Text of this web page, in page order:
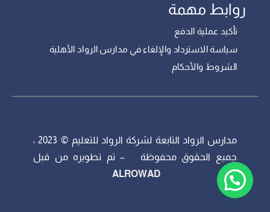
روابط مهمة
تأكيد عملية الدفع
سياسة الاسترداد والإلغاء في مدارس الرواد الأهلية
الشروط والأحكام
مدارس الرواد التابعة لشركة الرواد للتعليم © 2023 ،
جميع الحقوق محفوظة – تم تطويره من قبل
ALROWAD